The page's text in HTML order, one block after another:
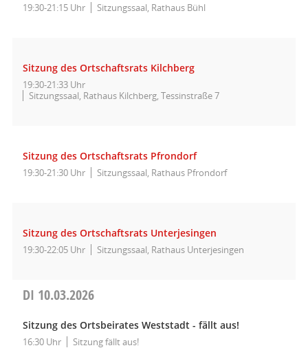
19:30-21:15 Uhr Sitzungssaal, Rathaus Bühl
Sitzung des Ortschaftsrats Kilchberg
19:30-21:33 Uhr
Sitzungssaal, Rathaus Kilchberg, Tessinstraße 7
Sitzung des Ortschaftsrats Pfrondorf
19:30-21:30 Uhr Sitzungssaal, Rathaus Pfrondorf
Sitzung des Ortschaftsrats Unterjesingen
19:30-22:05 Uhr Sitzungssaal, Rathaus Unterjesingen
DI 10.03.2026
Sitzung des Ortsbeirates Weststadt - fällt aus!
16:30 Uhr Sitzung fällt aus!